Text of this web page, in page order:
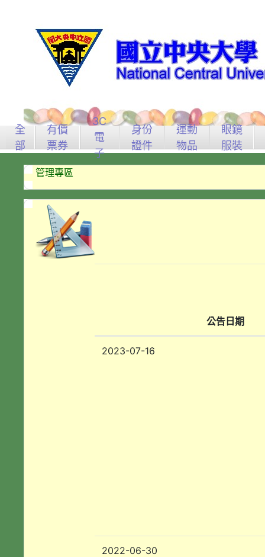
全
部
有價
票券
3C
電
子
身份
證件
運動
物品
眼鏡
服裝
管理專區
公告日期
2023-07-16
2022-06-30